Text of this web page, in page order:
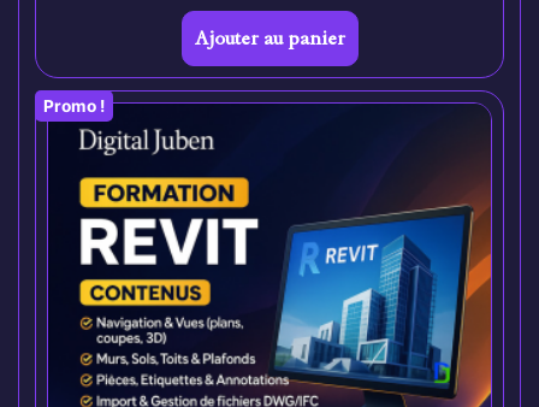
Ajouter au panier
Promo !